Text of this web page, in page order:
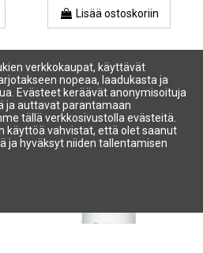
Lisää ostoskoriin
verkkokaupat, käyttävät
nopeaa, laadukasta ja
Evästeet keräävät anonymisoituja
ja auttavat parantamaan
tällä verkkosivustolla evästeitä.
käyttöä vahvistat, että olet saanut
ja hyväksyt niiden tallentamisen